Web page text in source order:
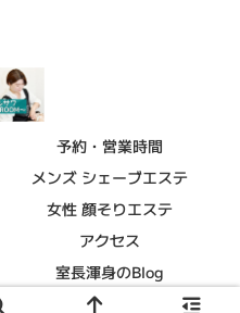
予約・営業時間
メンズ シェーブエステ
女性 顔そりエステ
アクセス
室長渾身のBlog